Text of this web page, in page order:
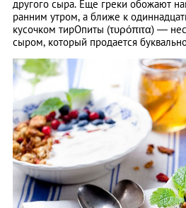
другого сыра. Еще греки обожают
ранним утром, а ближе к
кусочком тирОпиты (τυρόπιτα) ―
сыром, который продается